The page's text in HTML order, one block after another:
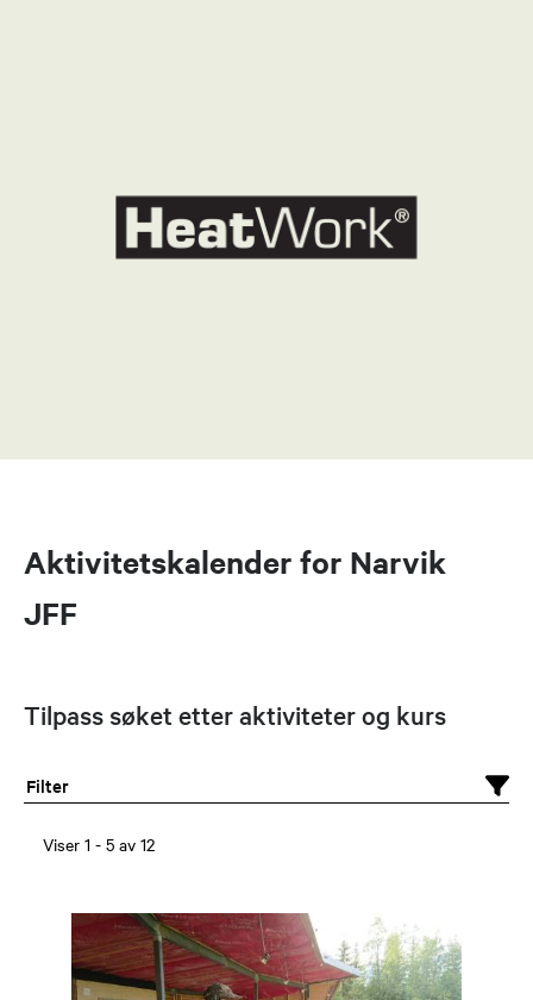
Aktivitetskalender for Narvik
JFF
Tilpass søket etter aktiviteter og kurs
Filter
Viser 1 - 5 av 12